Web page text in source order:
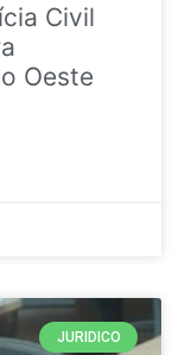
Civil
Oeste
JURIDICO